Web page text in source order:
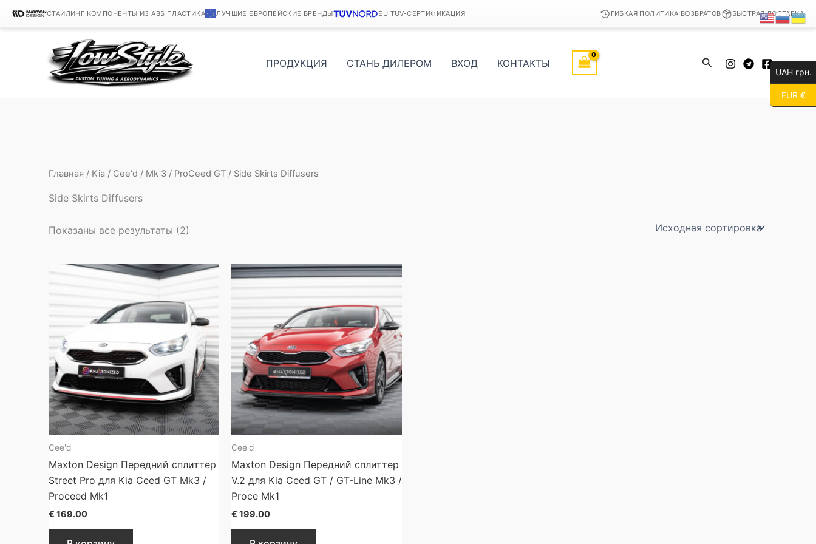
СТАЙЛИНГ КОМПОНЕНТЫ ИЗ ABS ПЛАСТИКА ЛУЧШИЕ ЕВРОПЕЙСКИЕ БРЕНДЫ EU TUV-СЕРТИФИКАЦИЯ ГИБКАЯ ПОЛИТИКА ВОЗВРАТОВ БЫСТРАЯ ДОСТАВКА
содержимому
ПРОДУКЦИЯ СТАНЬ ДИЛЕРОМ ВХОД КОНТАКТЫ Поиск
Главная / Kia / Cee'd / Mk 3 / ProCeed GT / Side Skirts Diffusers
Side Skirts Diffusers
Показаны все результаты (2)
Cee'd
Maxton Design Передний сплиттер
Street Pro для Kia Ceed GT Mk3 /
Proceed Mk1
€ 169.00
Cee'd
Maxton Design Передний сплиттер
V.2 для Kia Ceed GT / GT-Line Mk3 /
Proce Mk1
€ 199.00
UAH грн.
EUR €